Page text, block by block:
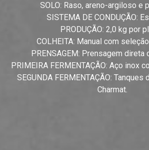
SOLO: Raso, areno-argiloso e
SISTEMA DE CONDUÇÃO:
PRODUÇÃO: 2,0 kg por
COLHEITA: Manual com
PRENSAGEM: Prensagem direta
PRIMEIRA FERMENTAÇÃO: Aço inox
SEGUNDA FERMENTAÇÃO:
Charmat.